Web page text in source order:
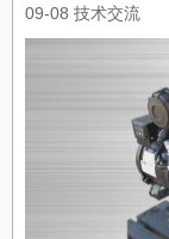
09-08 技术交流